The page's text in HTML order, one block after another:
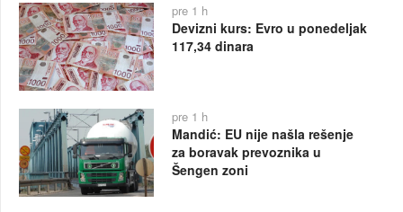
pre 1 h
Devizni kurs: Evro u ponedeljak
117,34 dinara
pre 1 h
Mandić: EU nije našla rešenje
za boravak prevoznika u
Šengen zoni